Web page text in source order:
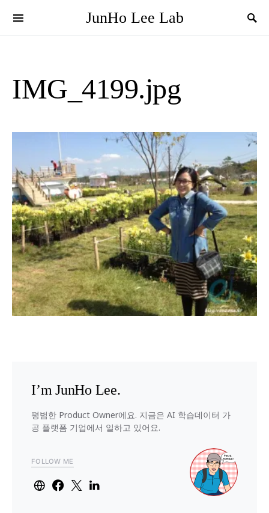
JunHo Lee Lab
IMG_4199.jpg
I’m JunHo Lee.
평범한 Product Owner에요. 지금은 AI 학습데이터 가
공 플랫폼 기업에서 일하고 있어요.
FOLLOW ME